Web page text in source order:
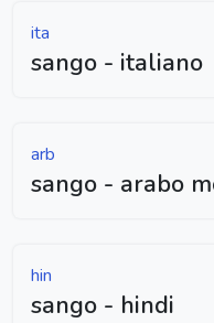
ita
sango - italiano
arb
sango - arabo
hin
sango - hindi